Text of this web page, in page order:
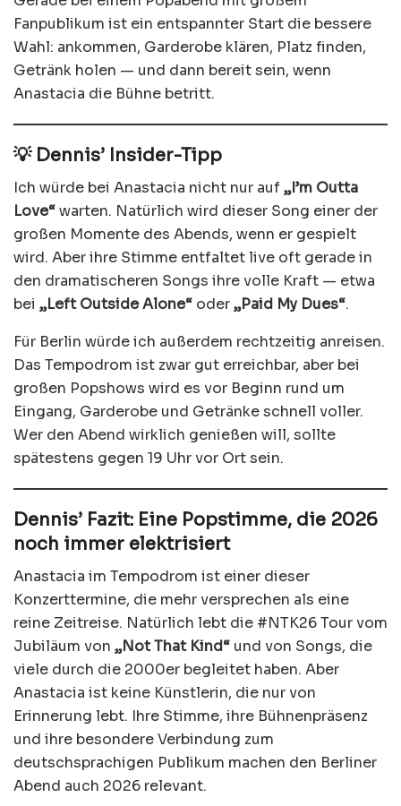
Fanpublikum ist ein entspannter Start die bessere
Wahl: ankommen, Garderobe klären, Platz finden,
Getränk holen — und dann bereit sein, wenn
Anastacia die Bühne betritt.
💡 Dennis’ Insider-Tipp
Ich würde bei Anastacia nicht nur auf„I’m Outta
Love“warten. Natürlich wird dieser Song einer der
großen Momente des Abends, wenn er gespielt
wird. Aber ihre Stimme entfaltet live oft gerade in
den dramatischeren Songs ihre volle Kraft — etwa
bei „Left Outside Alone“ oder„Paid My Dues“.
Für Berlin würde ich außerdem rechtzeitig anreisen.
Das Tempodrom ist zwar gut erreichbar, aber bei
großen Popshows wird es vor Beginn rund um
Eingang, Garderobe und Getränke schnell voller.
Wer den Abend wirklich genießen will, sollte
spätestens gegen 19 Uhr vor Ort sein.
Dennis’ Fazit: Eine Popstimme, die 2026
noch immer elektrisiert
Anastacia im Tempodrom ist einer dieser
Konzerttermine, die mehr versprechen als eine
reine Zeitreise. Natürlich lebt die #NTK26 Tour vom
Jubiläum von „Not That Kind“ und von Songs, die
viele durch die 2000er begleitet haben. Aber
Anastacia ist keine Künstlerin, die nur von
Erinnerung lebt. Ihre Stimme, ihre Bühnenpräsenz
und ihre besondere Verbindung zum
deutschsprachigen Publikum machen den Berliner
Abend auch 2026 relevant.